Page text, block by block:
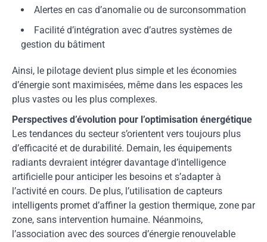
Alertes en cas d’anomalie ou de surconsommation
Facilité d’intégration avec d’autres systèmes de
gestion du bâtiment
Ainsi, le pilotage devient plus simple et les économies
d’énergie sont maximisées, même dans les espaces les
plus vastes ou les plus complexes.
Perspectives d’évolution pour l’optimisation énergétique
Les tendances du secteur s’orientent vers toujours plus
d’efficacité et de durabilité. Demain, les équipements
radiants devraient intégrer davantage d’intelligence
artificielle pour anticiper les besoins et s’adapter à
l’activité en cours. De plus, l’utilisation de capteurs
intelligents promet d’affiner la gestion thermique, zone par
zone, sans intervention humaine. Néanmoins,
l’association avec des sources d’énergie renouvelable